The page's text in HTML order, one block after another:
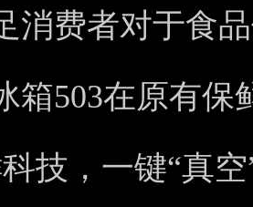
消费者对于食
箱503在原有保
技，一键“真